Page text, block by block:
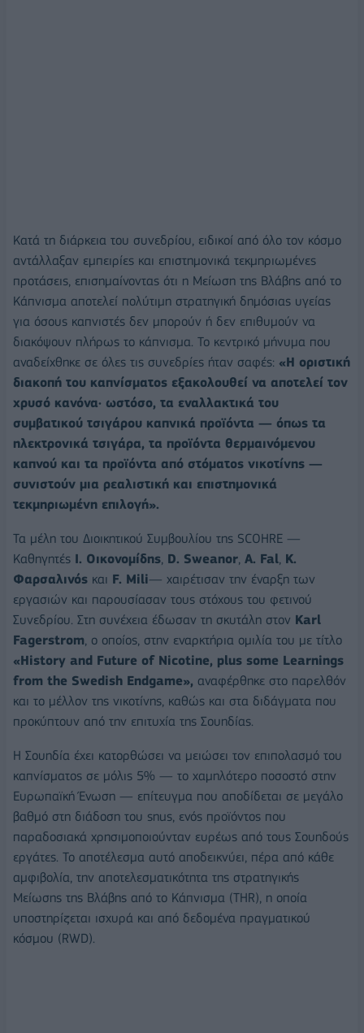
Κατά τη διάρκεια του συνεδρίου, ειδικοί από όλο τον κόσμο
αντάλλαξαν εμπειρίες και επιστημονικά τεκμηριωμένες
προτάσεις, επισημαίνοντας ότι η Μείωση της Βλάβης από το
Κάπνισμα αποτελεί πολύτιμη στρατηγική δημόσιας υγείας
για όσους καπνιστές δεν μπορούν ή δεν επιθυμούν να
διακόψουν πλήρως το κάπνισμα. Το κεντρικό μήνυμα που
αναδείχθηκε σε όλες τις συνεδρίες ήταν σαφές: «Η οριστική
διακοπή του καπνίσματος εξακολουθεί να αποτελεί τον
χρυσό κανόνα· ωστόσο, τα εναλλακτικά του
συμβατικού τσιγάρου καπνικά προϊόντα — όπως τα
ηλεκτρονικά τσιγάρα, τα προϊόντα θερμαινόμενου
καπνού και τα προϊόντα από στόματος νικοτίνης —
συνιστούν μια ρεαλιστική και επιστημονικά
τεκμηριωμένη επιλογή».
Τα μέλη του Διοικητικού Συμβουλίου της SCOHRE —
Καθηγητές Ι. Οικονομίδης, D. Sweanor, A. Fal, Κ.
Φαρσαλινός και F. Mili— χαιρέτισαν την έναρξη των
εργασιών και παρουσίασαν τους στόχους του φετινού
Συνεδρίου. Στη συνέχεια έδωσαν τη σκυτάλη στον Karl
Fagerstrom, ο οποίος, στην εναρκτήρια ομιλία του με τίτλο
«History and Future of Nicotine, plus some Learnings
from the Swedish Endgame», αναφέρθηκε στο παρελθόν
και το μέλλον της νικοτίνης, καθώς και στα διδάγματα που
προκύπτουν από την επιτυχία της Σουηδίας.
Η Σουηδία έχει κατορθώσει να μειώσει τον επιπολασμό του
καπνίσματος σε μόλις 5% — το χαμηλότερο ποσοστό στην
Ευρωπαϊκή Ένωση — επίτευγμα που αποδίδεται σε μεγάλο
βαθμό στη διάδοση του snus, ενός προϊόντος που
παραδοσιακά χρησιμοποιούνταν ευρέως από τους Σουηδούς
εργάτες. Το αποτέλεσμα αυτό αποδεικνύει, πέρα από κάθε
αμφιβολία, την αποτελεσματικότητα της στρατηγικής
Μείωσης της Βλάβης από το Κάπνισμα (THR), η οποία
υποστηρίζεται ισχυρά και από δεδομένα πραγματικού
κόσμου (RWD).